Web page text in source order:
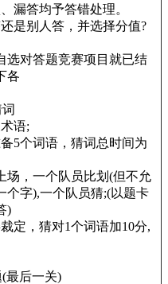
漏答均予答错处理。
是别人答，并选择分值?
对答题竞赛项目就已结
各
语;
5个词语，猜词总时间为
，一个队员比划(但不允
个字),一个队员猜;(以题卡
)
定，猜对1个词语加10分,
最后一关)